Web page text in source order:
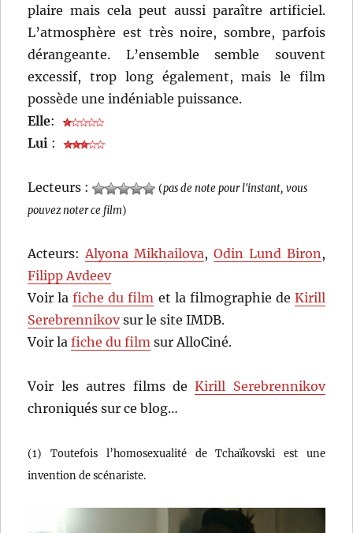
plaire mais cela peut aussi paraître artificiel.
L’atmosphère est très noire, sombre, parfois
dérangeante. L’ensemble semble souvent
excessif, trop long également, mais le film
possède une indéniable puissance.
Elle:
Lui :
Lecteurs : (pas de note pour l'instant, vous
pouvez noter ce film)
Acteurs:Alyona Mikhailova, Odin Lund Biron,
Filipp Avdeev
Voir lafiche du film et la filmographie de Kirill
Serebrennikovsur le site IMDB.
Voir lafiche du film sur AlloCiné.
Voir les autres films deKirill Serebrennikov
chroniqués sur ce blog…
(1) Toutefois l’homosexualité de Tchaïkovski est une
invention de scénariste.